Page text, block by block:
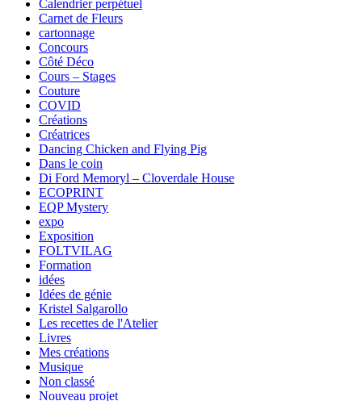
Calendrier perpétuel
Carnet de Fleurs
cartonnage
Concours
Côté Déco
Cours – Stages
Couture
COVID
Créations
Créatrices
Dancing Chicken and Flying Pig
Dans le coin
Di Ford Memoryl – Cloverdale House
ECOPRINT
EQP Mystery
expo
Exposition
FOLTVILAG
Formation
idées
Idées de génie
Kristel Salgarollo
Les recettes de l'Atelier
Livres
Mes créations
Musique
Non classé
Nouveau projet